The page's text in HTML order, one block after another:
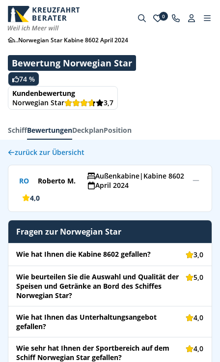
0
...Norwegian Star Kabine 8602 April 2024
Bewertung Norwegian Star
74 %
Kundenbewertung
Norwegian Star
3,7
SchiffBewertungenDeckplanPosition
zurück zur Übersicht
RO Roberto M. Außenkabine| Kabine 8602
April 2024
4,0
Fragen zur Norwegian Star
Wie hat Ihnen die Kabine 8602 gefallen? 3,0
Wie beurteilen Sie die Auswahl und Qualität der
Speisen und Getränke an Bord des Schiffes
Norwegian Star?
5,0
Wie hat Ihnen das Unterhaltungsangebot
gefallen?
4,0
Wie sehr hat Ihnen der Sportbereich auf dem
Schiff Norwegian Star gefallen?
4,0